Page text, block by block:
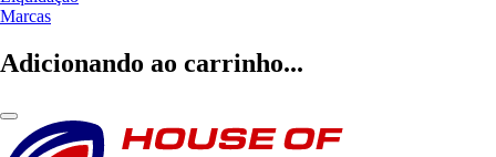
Marcas
Adicionando ao carrinho...